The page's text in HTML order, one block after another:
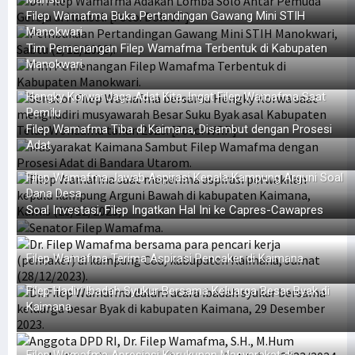
Filep Wamafma Buka Pertandingan Gawang Mini STIH
Manokwari
Tim Pemenangan Filep Wamafma Terbentuk di Kabupaten
Manokwari
Hengky Korwa: Jaga Adat Kita, Ingat Filep Wamafma Saat
Pemilu
Filep Wamafma Tiba di Kaimana, Disambut dengan Prosesi
Adat
Filep Wamafma Jawab Aspirasi Kepala Kampung Arguni Soal
Dana Desa
Soal Investasi, Filep Ingatkan Hal Ini ke Capres-Cawapres
Filep Wamafma Terima Aspirasi Pencaker di Kaimana
Filep Hadiri Ibadah Syukur Bersama Keluarga Besar Byak di
Kaimana